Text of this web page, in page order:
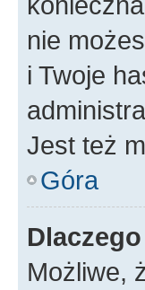
nie
i Twoje
Jest też
Góra
Możliwe,